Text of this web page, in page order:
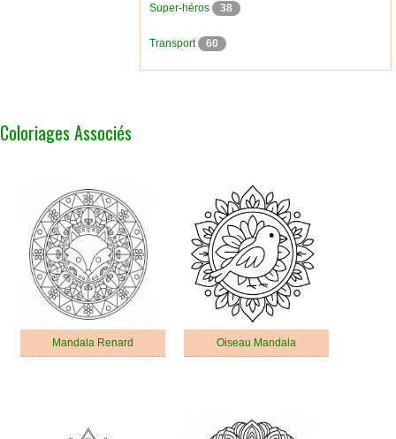
Super-héros 38
Transport 60
Coloriages Associés
Mandala Renard Oiseau Mandala